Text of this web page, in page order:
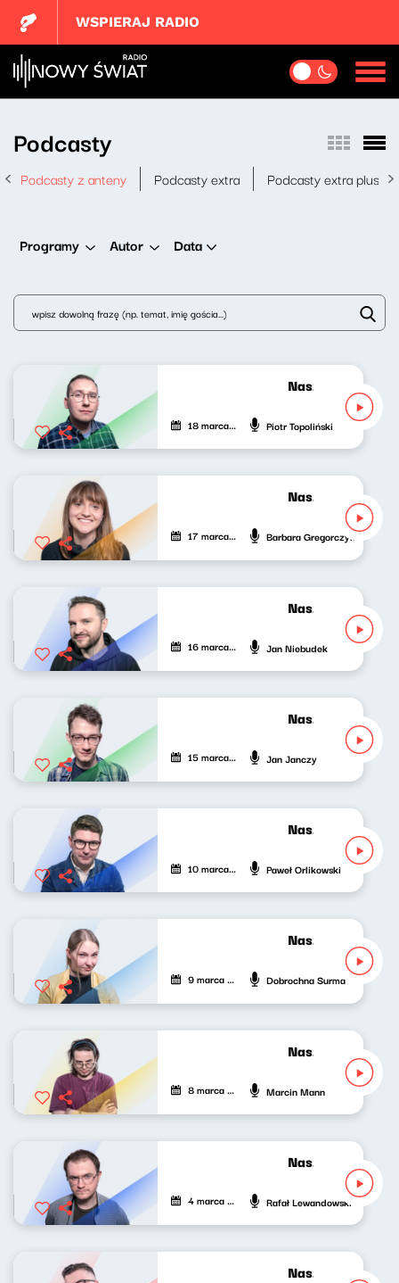
WSPIERAJ RADIO
Podcasty
Podcasty z anteny Podcasty extra Podcasty extra plus
Programy Autor Data
Nasze nocne
18 marca 2022 Piotr Topoliński
Nasze nocne
17 marca 2022 Barbara Gregorczyk
Nasze nocne
16 marca 2022 Jan Niebudek
Nasze nocne
15 marca 2022 Jan Janczy
Nasze nocne
10 marca 2022 Paweł Orlikowski
Nasze nocne
9 marca 2022 Dobrochna Surma
Nasze nocne
8 marca 2022 Marcin Mann
Nasze nocne
4 marca 2022 Rafał Lewandowski
Nasze nocne